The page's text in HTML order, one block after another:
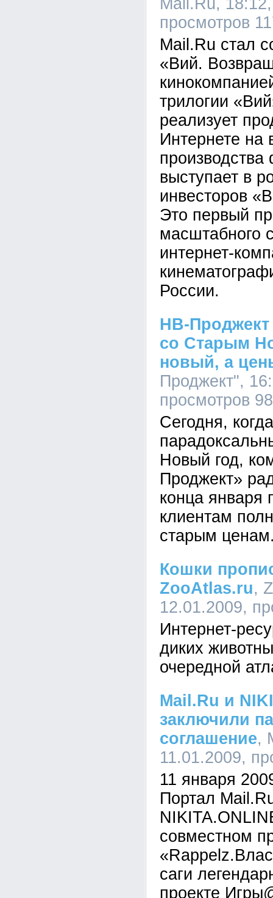
Mail.Ru,
просмотров
Mail.Ru стал
«Вий.
трилогии
реализует
Интернете на
выступает в
инвесторов
Это первый
масштабного
интернет-
России.
НВ-Проджект
со Старым
новый, а
Проджект",
просмотров
Сегодня,
Новый год,
Проджект»
конца января
клиентам
старым
Кошки
ZooAtlas.ru,
12.01.2009,
Интернет-
диких
очередной
Mail.Ru и
заключили
соглашение,
11.01.2009,
11 января
Портал
совместном
саги
проекте